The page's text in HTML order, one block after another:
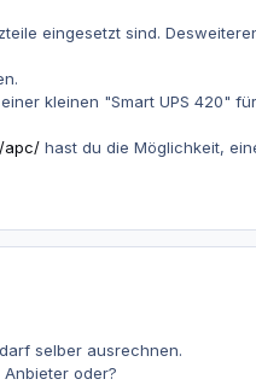
eingesetzt sind.
kleinen "Smart UPS 420"
apc/hast du die Möglichkeit,
selber ausrechnen.
oder?